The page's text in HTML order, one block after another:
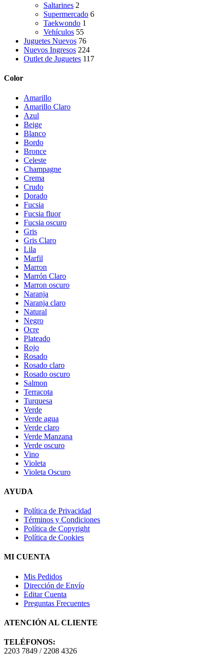
Saltarines 2
Supermercado 6
Taekwondo 1
Vehículos 55
Juguetes Nuevos 76
Nuevos Ingresos 224
Outlet de Juguetes 117
Color
Amarillo
Amarillo Claro
Azul
Beige
Blanco
Bordo
Bronce
Celeste
Champagne
Crema
Crudo
Dorado
Fucsia
Fucsia fluor
Fucsia oscuro
Gris
Gris Claro
Lila
Marfil
Marron
Marrón Claro
Marron oscuro
Naranja
Naranja claro
Natural
Negro
Ocre
Plateado
Rojo
Rosado
Rosado claro
Rosado oscuro
Salmon
Terracota
Turquesa
Verde
Verde agua
Verde claro
Verde Manzana
Verde oscuro
Vino
Violeta
Violeta Oscuro
AYUDA
Política de Privacidad
Términos y Condiciones
Política de Copyright
Política de Cookies
MI CUENTA
Mis Pedidos
Dirección de Envío
Editar Cuenta
Preguntas Frecuentes
ATENCIÓN AL CLIENTE
TELÉFONOS:
2203 7849 / 2208 4326